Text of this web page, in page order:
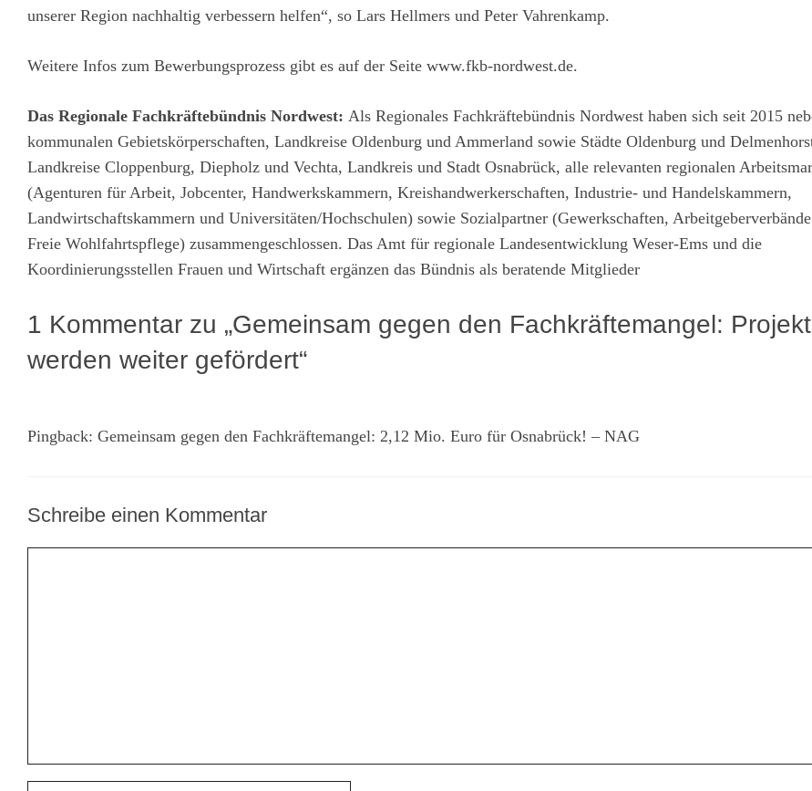
unserer Region nachhaltig verbessern helfen“, so Lars Hellmers und Peter Vahrenkamp.
Weitere Infos zum Bewerbungsprozess gibt es auf der Seite www.fkb-nordwest.de.
Das Regionale Fachkräftebündnis Nordwest: Als Regionales Fachkräftebündnis Nordwest haben sich seit 2015
kommunalen Gebietskörperschaften, Landkreise Oldenburg und Ammerland sowie Städte Oldenburg und
Landkreise Cloppenburg, Diepholz und Vechta, Landkreis und Stadt Osnabrück, alle relevanten regionalen
(Agenturen für Arbeit, Jobcenter, Handwerkskammern, Kreishandwerkerschaften, Industrie- und Handelskammern,
Landwirtschaftskammern und Universitäten/Hochschulen) sowie Sozialpartner (Gewerkschaften,
Freie Wohlfahrtspflege) zusammengeschlossen. Das Amt für regionale Landesentwicklung Weser-Ems und die
Koordinierungsstellen Frauen und Wirtschaft ergänzen das Bündnis als beratende Mitglieder
1 Kommentar zu „Gemeinsam gegen den Fachkräftemangel:
werden weiter gefördert“
Pingback: Gemeinsam gegen den Fachkräftemangel: 2,12 Mio. Euro für Osnabrück! – NAG
Schreibe einen Kommentar